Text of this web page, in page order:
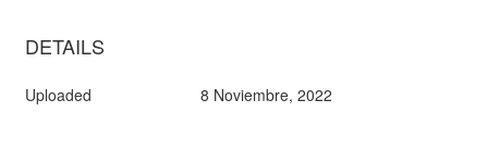
DETAILS
Uploaded 8 Noviembre, 2022